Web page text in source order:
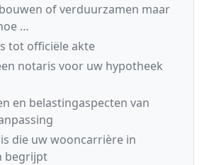
of verduurzamen maar
…
tot officiële akte
notaris voor uw hypotheek
en belastingaspecten van
die uw wooncarrière in
begrijpt